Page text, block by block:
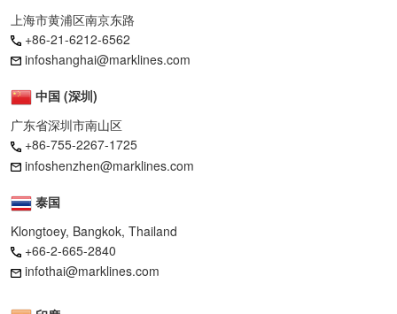
上海市黄浦区南京东路
+86-21-6212-6562
infoshanghai@marklines.com
中国 (深圳)
广东省深圳市南山区
+86-755-2267-1725
infoshenzhen@marklines.com
泰国
Klongtoey, Bangkok, Thailand
+66-2-665-2840
infothai@marklines.com